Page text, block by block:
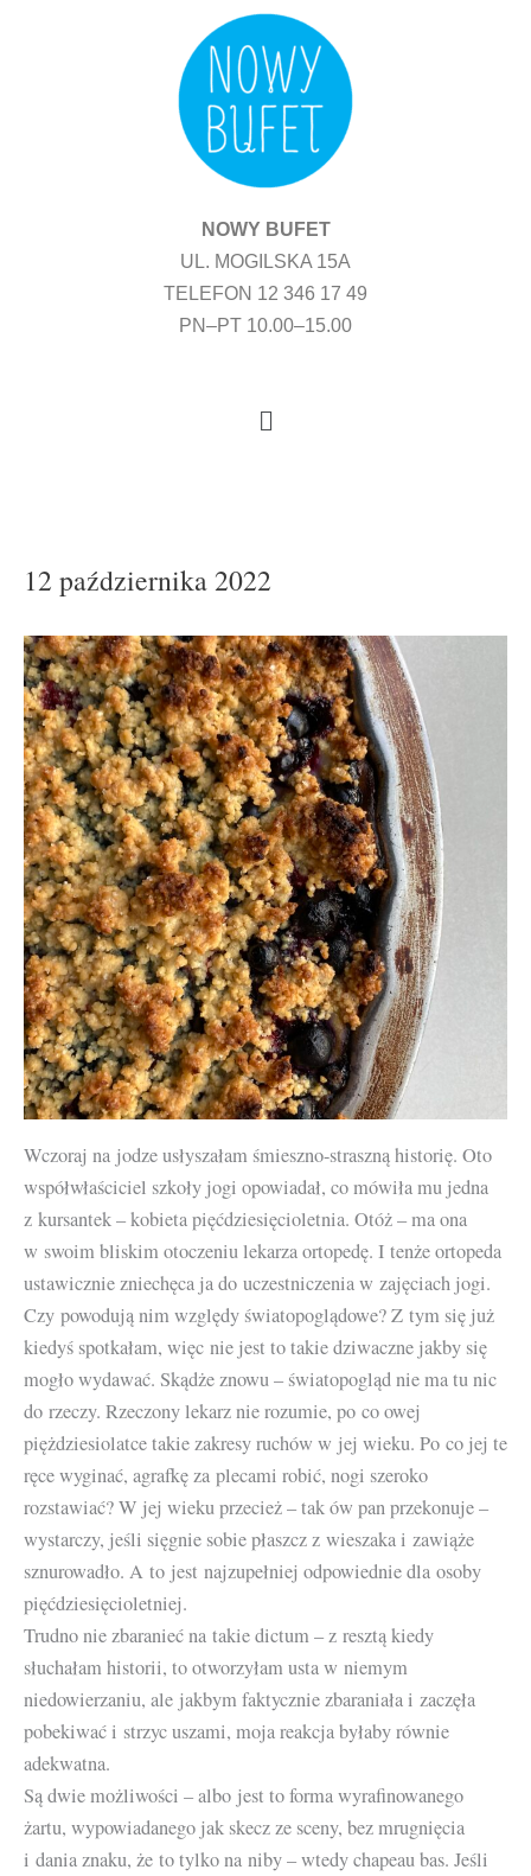
NOWY BUFET
UL. MOGILSKA 15A
TELEFON 12 346 17 49
PN–PT 10.00–15.00
Menu
12 października 2022
Wczoraj na jodze usłyszałam śmieszno-straszną historię. Oto
współwłaściciel szkoły jogi opowiadał, co mówiła mu jedna
z kursantek – kobieta pięćdziesięcioletnia. Otóż – ma ona
w swoim bliskim otoczeniu lekarza ortopedę. I tenże ortopeda
ustawicznie zniechęca ja do uczestniczenia w zajęciach jogi.
Czy powodują nim względy światopoglądowe? Z tym się już
kiedyś spotkałam, więc nie jest to takie dziwaczne jakby się
mogło wydawać. Skądże znowu – światopogląd nie ma tu nic
do rzeczy. Rzeczony lekarz nie rozumie, po co owej
piężdziesiolatce takie zakresy ruchów w jej wieku. Po co jej te
ręce wyginać, agrafkę za plecami robić, nogi szeroko
rozstawiać? W jej wieku przecież – tak ów pan przekonuje –
wystarczy, jeśli sięgnie sobie płaszcz z wieszaka i zawiąże
sznurowadło. A to jest najzupełniej odpowiednie dla osoby
pięćdziesięcioletniej.
Trudno nie zbaranieć na takie dictum – z resztą kiedy
słuchałam historii, to otworzyłam usta w niemym
niedowierzaniu, ale jakbym faktycznie zbaraniała i zaczęła
pobekiwać i strzyc uszami, moja reakcja byłaby równie
adekwatna.
Są dwie możliwości – albo jest to forma wyrafinowanego
żartu, wypowiadanego jak skecz ze sceny, bez mrugnięcia
i dania znaku, że to tylko na niby – wtedy chapeau bas. Jeśli